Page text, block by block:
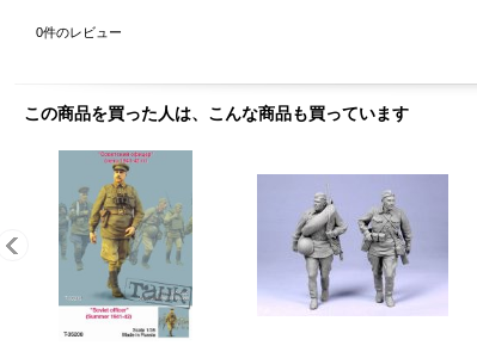
0件のレビュー
この商品を買った人は、こんな商品も買っています